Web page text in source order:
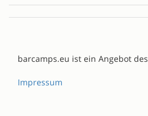
barcamps.eu ist ein Angebot des
Impressum